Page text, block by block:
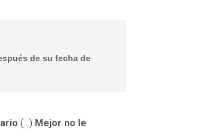
de su fecha de
(…) Mejor no le